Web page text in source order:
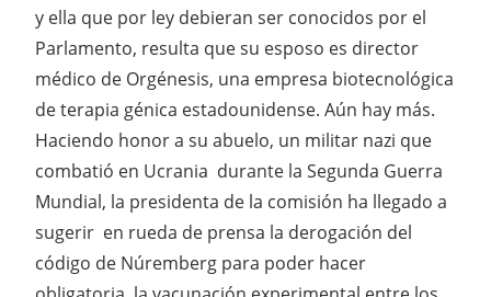
y ella que por ley debieran ser conocidos por el
Parlamento, resulta que su esposo es director
médico de Orgénesis, una empresa biotecnológica
de terapia génica estadounidense. Aún hay más.
Haciendo honor a su abuelo, un militar nazi que
combatió en Ucrania durante la Segunda Guerra
Mundial, la presidenta de la comisión ha llegado a
sugerir en rueda de prensa la derogación del
código de Núremberg para poder hacer